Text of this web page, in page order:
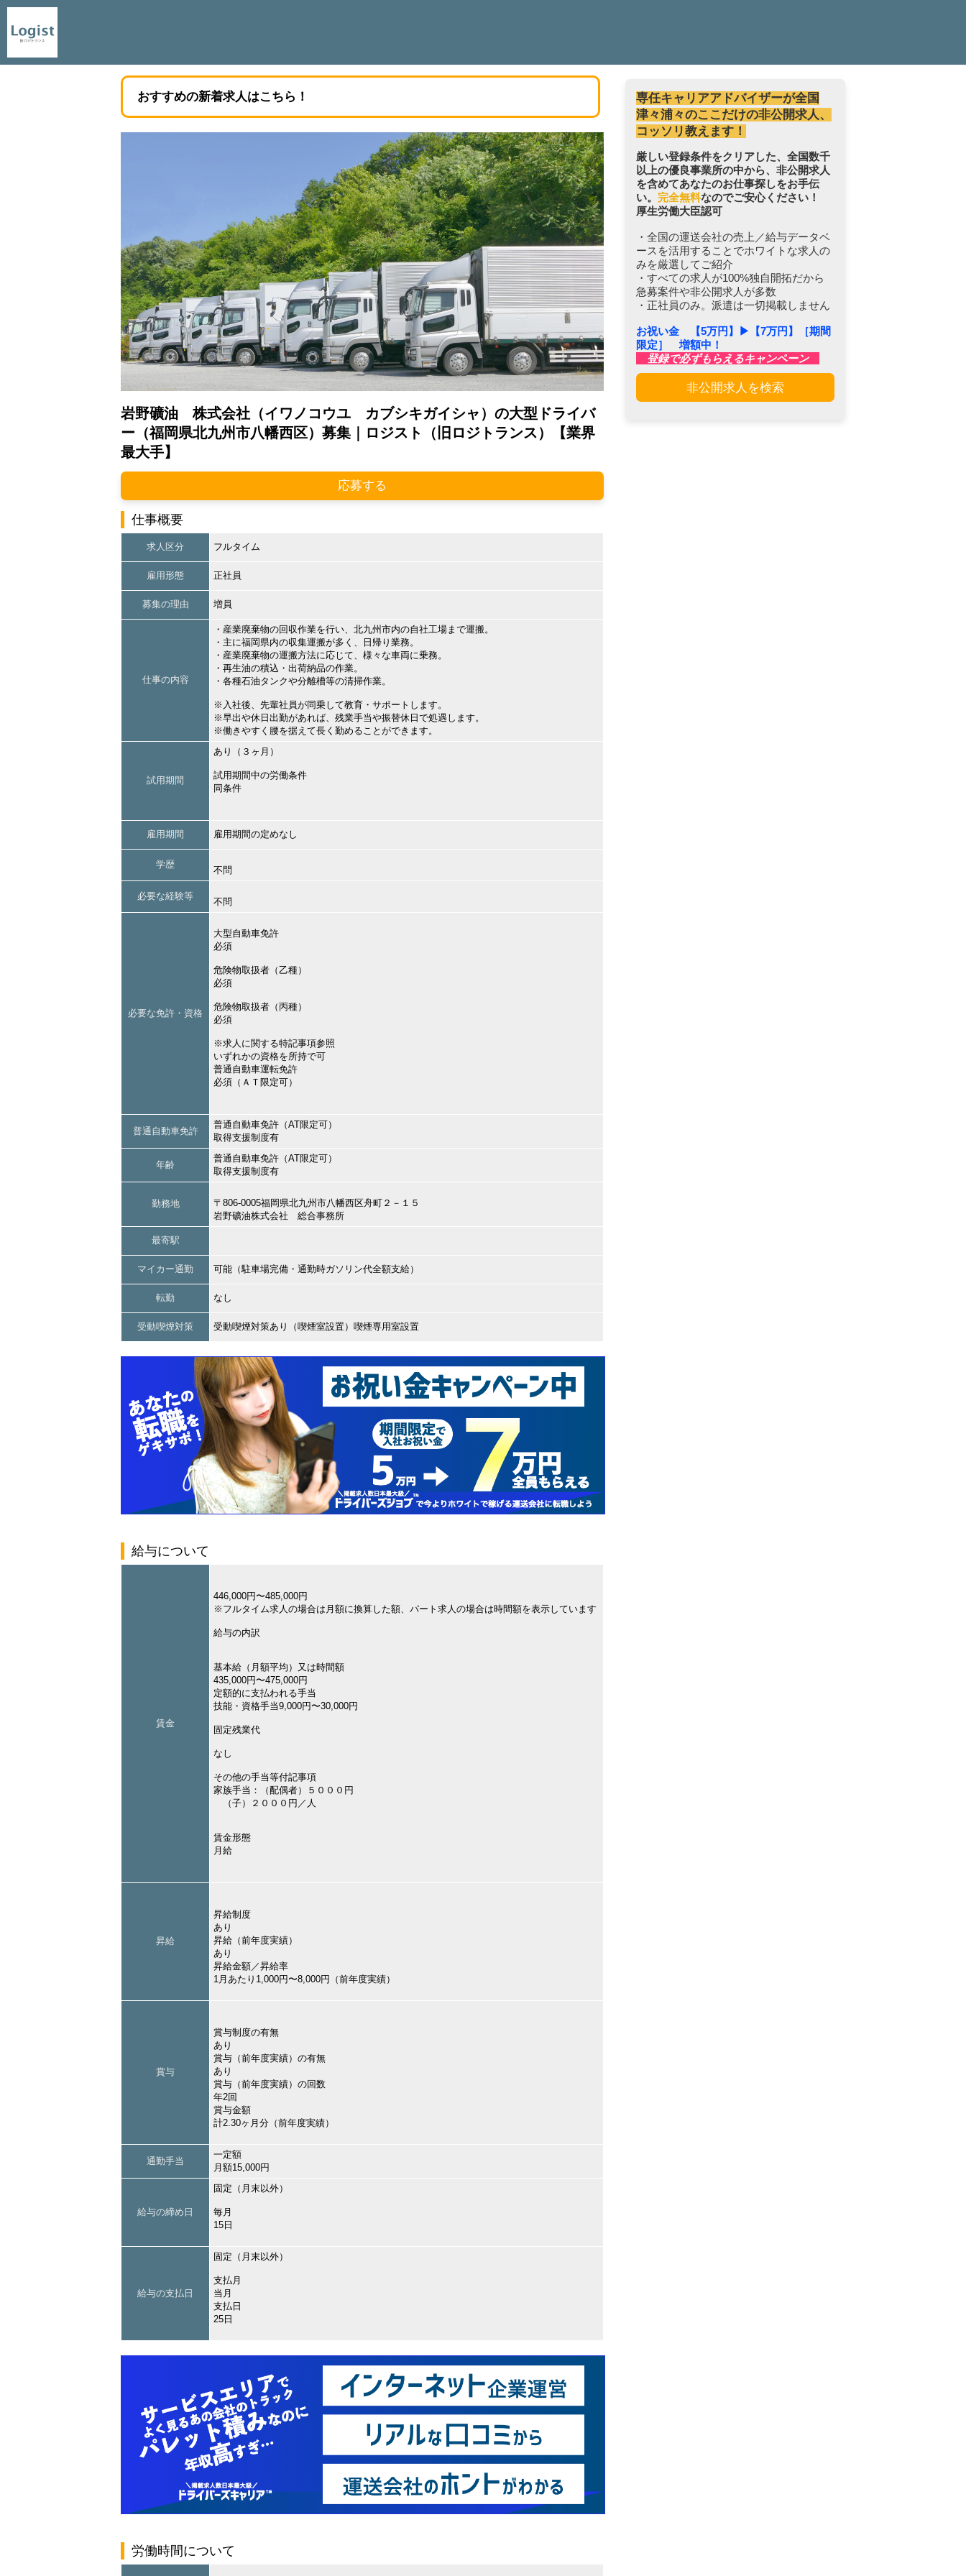
おすすめの新着求人はこちら！
岩野礦油 株式会社（イワノコウユ カブシキガイシャ）の大型ドライバ
ー（福岡県北九州市八幡西区）募集｜ロジスト（旧ロジトランス）【業界
最大手】
応募する
仕事概要
求人区分 フルタイム
雇用形態 正社員
募集の理由 増員
仕事の内容
・産業廃棄物の回収作業を行い、北九州市内の自社工場まで運搬。
・主に福岡県内の収集運搬が多く、日帰り業務。
・産業廃棄物の運搬方法に応じて、様々な車両に乗務。
・再生油の積込・出荷納品の作業。
・各種石油タンクや分離槽等の清掃作業。
※入社後、先輩社員が同乗して教育・サポートします。
※早出や休日出勤があれば、残業手当や振替休日で処遇します。
※働きやすく腰を据えて長く勤めることができます。
試用期間
あり（３ヶ月）
試用期間中の労働条件
同条件
雇用期間 雇用期間の定めなし
学歴
不問
必要な経験等
不問
必要な免許・資格
大型自動車免許
必須
危険物取扱者（乙種）
必須
危険物取扱者（丙種）
必須
※求人に関する特記事項参照
いずれかの資格を所持で可
普通自動車運転免許
必須（ＡＴ限定可）
普通自動車免許
普通自動車免許（AT限定可）
取得支援制度有
年齢
普通自動車免許（AT限定可）
取得支援制度有
勤務地
〒806-0005福岡県北九州市八幡西区舟町２－１５
岩野礦油株式会社 総合事務所
最寄駅
マイカー通勤 可能（駐車場完備・通勤時ガソリン代全額支給）
転勤 なし
受動喫煙対策 受動喫煙対策あり（喫煙室設置）喫煙専用室設置
給与について
賃金
446,000円〜485,000円
※フルタイム求人の場合は月額に換算した額、パート求人の場合は時間額を表示しています
給与の内訳
基本給（月額平均）又は時間額
435,000円〜475,000円
定額的に支払われる手当
技能・資格手当9,000円〜30,000円
固定残業代
なし
その他の手当等付記事項
家族手当：（配偶者）５０００円
（子）２０００円／人
賃金形態
月給
昇給
昇給制度
あり
昇給（前年度実績）
あり
昇給金額／昇給率
1月あたり1,000円〜8,000円（前年度実績）
賞与
賞与制度の有無
あり
賞与（前年度実績）の有無
あり
賞与（前年度実績）の回数
年2回
賞与金額
計2.30ヶ月分（前年度実績）
通勤手当
一定額
月額15,000円
給与の締め日
固定（月末以外）
毎月
15日
給与の支払日
固定（月末以外）
支払月
当月
支払日
25日
労働時間について
専任キャリアアドバイザーが全国
津々浦々のここだけの非公開求人、
コッソリ教えます！
厳しい登録条件をクリアした、全国数千
以上の優良事業所の中から、非公開求人
を含めてあなたのお仕事探しをお手伝
い。 完全無料なのでご安心ください！
厚生労働大臣認可
・全国の運送会社の売上／給与データベ
ースを活用することでホワイトな求人の
みを厳選してご紹介
・すべての求人が100%独自開拓だから
急募案件や非公開求人が多数
・正社員のみ。派遣は一切掲載しません
お祝い金 【5万円】▶︎【7万円】［期間
限定］ 増額中！
登録で必ずもらえるキャンペーン
非公開求人を検索